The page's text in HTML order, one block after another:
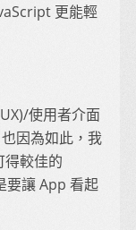
更能輕
使用者介面
因為如此，我
較佳的
要讓 App 看起